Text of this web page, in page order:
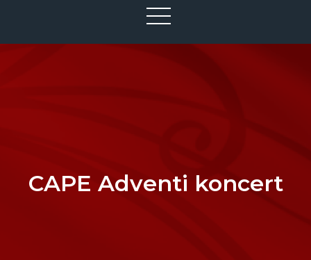
CAPE Adventi koncert